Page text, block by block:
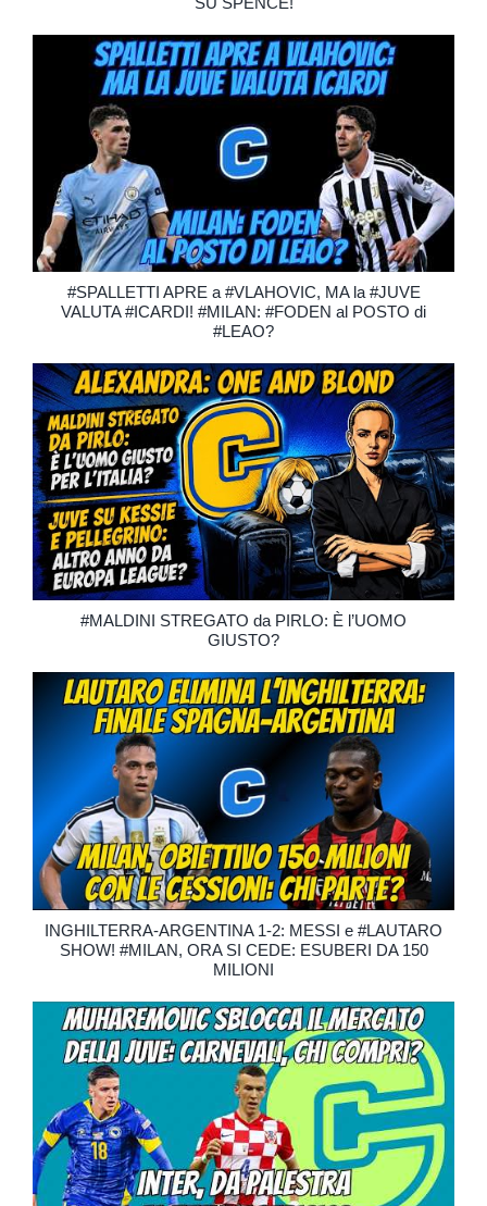
#SPALLETTI APRE a #VLAHOVIC, MA la #JUVE
VALUTA #ICARDI! #MILAN: #FODEN al POSTO di
#LEAO?
#MALDINI STREGATO da PIRLO: È l’UOMO
GIUSTO?
INGHILTERRA-ARGENTINA 1-2: MESSI e #LAUTARO
SHOW! #MILAN, ORA SI CEDE: ESUBERI DA 150
MILIONI